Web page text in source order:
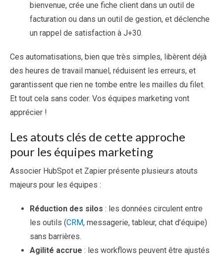
bienvenue, crée une fiche client dans un outil de
facturation ou dans un outil de gestion, et déclenche
un rappel de satisfaction à J+30.
Ces automatisations, bien que très simples, libèrent déjà
des heures de travail manuel, réduisent les erreurs, et
garantissent que rien ne tombe entre les mailles du filet.
Et tout cela sans coder. Vos équipes marketing vont
apprécier !
Les atouts clés de cette approche
pour les équipes marketing
Associer HubSpot et Zapier présente plusieurs atouts
majeurs pour les équipes :
Réduction des silos : les données circulent entre
les outils (CRM, messagerie, tableur, chat d’équipe)
sans barrières.
Agilité accrue : les workflows peuvent être ajustés